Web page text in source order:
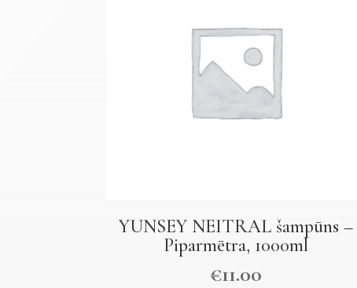
YUNSEY NEITRAL šampūns –
Piparmētra, 1000ml
€11.00